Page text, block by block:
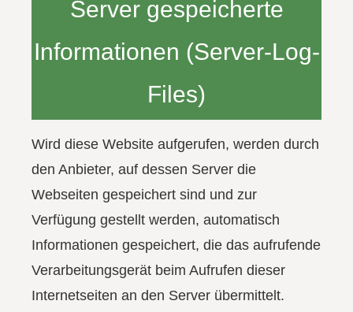
Server gespeicherte
Informationen (Server-Log-
Files)
Wird diese Website aufgerufen, werden durch
den Anbieter, auf dessen Server die
Webseiten gespeichert sind und zur
Verfügung gestellt werden, automatisch
Informationen gespeichert, die das aufrufende
Verarbeitungsgerät beim Aufrufen dieser
Internetseiten an den Server übermittelt.